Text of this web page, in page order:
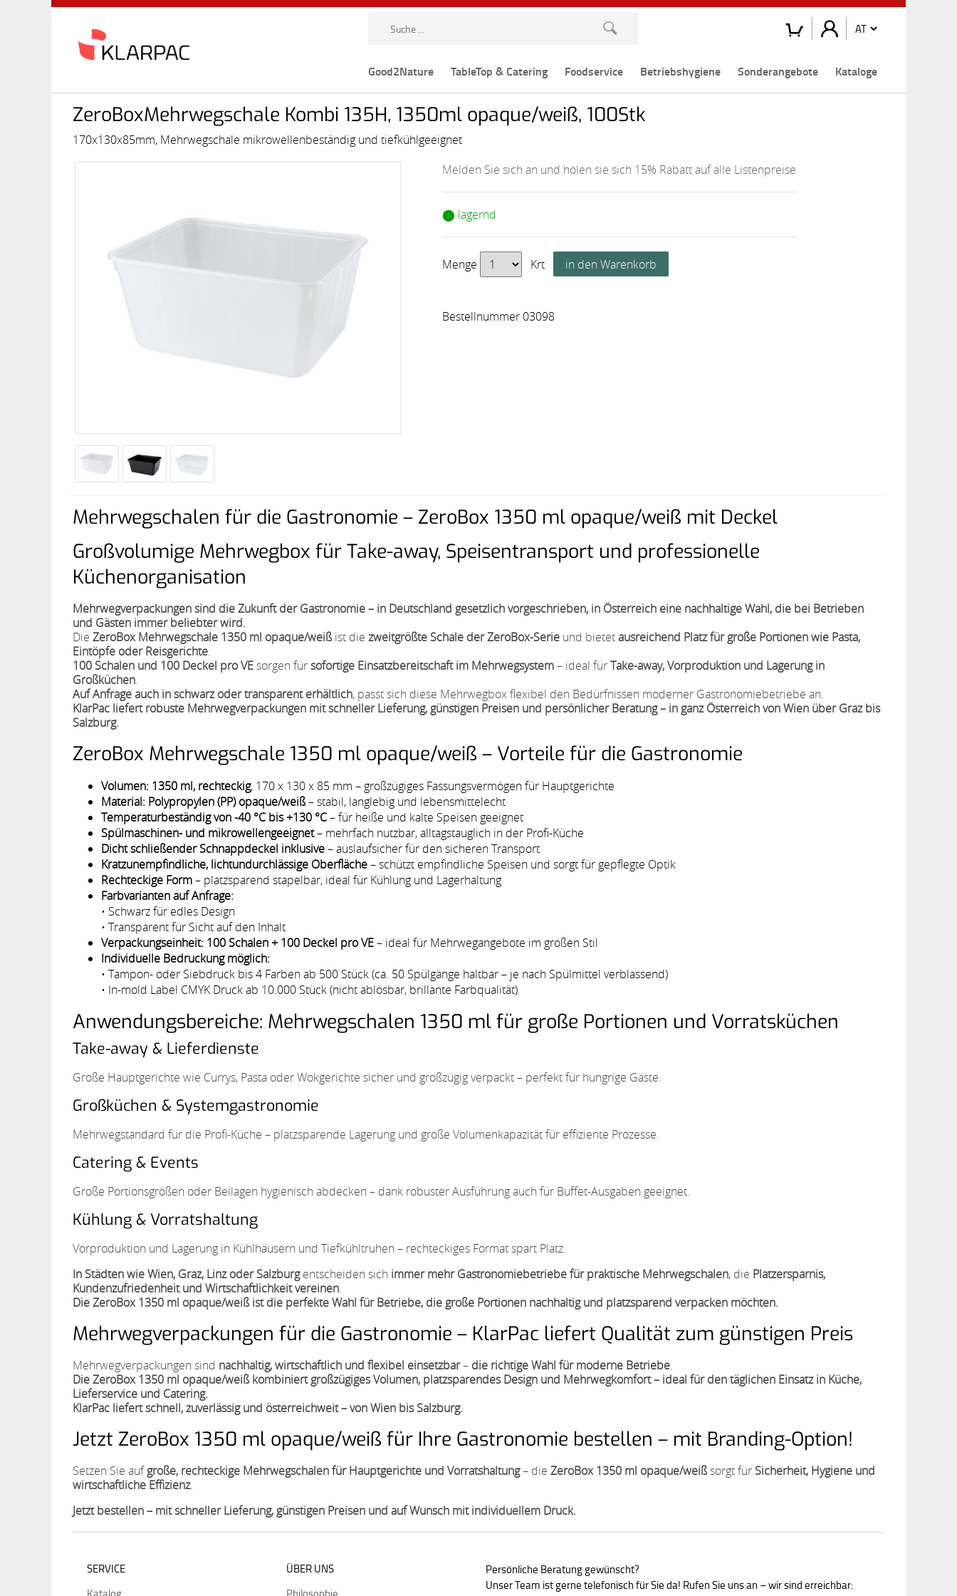
Good2Nature TableTop & Catering Foodservice Betriebshygiene Sonderangebote Kataloge
ZeroBoxMehrwegschale Kombi 135H, 1350ml opaque/weiß, 100Stk
170x130x85mm, Mehrwegschale mikrowellenbeständig und tiefkühlgeeignet
Melden Sie sich an und holen sie sich 15% Rabatt auf alle Listenpreise
⬤ lagernd
Menge Krt
Bestellnummer 03098
Mehrwegschalen für die Gastronomie – ZeroBox 1350 ml opaque/weiß mit Deckel
Großvolumige Mehrwegbox für Take-away, Speisentransport und professionelle
Küchenorganisation
Mehrwegverpackungen sind die Zukunft der Gastronomie – in Deutschland gesetzlich vorgeschrieben, in Österreich eine nachhaltige Wahl, die bei Betrieben
und Gästen immer beliebter wird.
Die ZeroBox Mehrwegschale 1350 ml opaque/weißist die zweitgrößte Schale der ZeroBox-Serie und bietetausreichend Platz für große Portionen wie Pasta,
Eintöpfe oder Reisgerichte.
100 Schalen und 100 Deckel pro VEsorgen fürsofortige Einsatzbereitschaft im Mehrwegsystem– ideal fürTake-away, Vorproduktion und Lagerung in
Großküchen.
Auf Anfrage auch in schwarz oder transparent erhältlich, passt sich diese Mehrwegbox flexibel den Bedürfnissen moderner Gastronomiebetriebe an.
KlarPac liefert robuste Mehrwegverpackungen mit schneller Lieferung, günstigen Preisen und persönlicher Beratung – in ganz Österreich von Wien über Graz bis
Salzburg.
ZeroBox Mehrwegschale 1350 ml opaque/weiß – Vorteile für die Gastronomie
Volumen: 1350 ml, rechteckig, 170 x 130 x 85 mm – großzügiges Fassungsvermögen für Hauptgerichte
Material: Polypropylen (PP) opaque/weiß– stabil, langlebig und lebensmittelecht
Temperaturbeständig von -40 °C bis +130 °C– für heiße und kalte Speisen geeignet
Spülmaschinen- und mikrowellengeeignet– mehrfach nutzbar, alltagstauglich in der Profi-Küche
Dicht schließender Schnappdeckel inklusive– auslaufsicher für den sicheren Transport
Kratzunempfindliche, lichtundurchlässige Oberfläche– schützt empfindliche Speisen und sorgt für gepflegte Optik
Rechteckige Form– platzsparend stapelbar, ideal für Kühlung und Lagerhaltung
Farbvarianten auf Anfrage:
• Schwarz für edles Design
• Transparent für Sicht auf den Inhalt
Verpackungseinheit: 100 Schalen + 100 Deckel pro VE– ideal für Mehrwegangebote im großen Stil
Individuelle Bedruckung möglich:
• Tampon- oder Siebdruck bis 4 Farben ab 500 Stück (ca. 50 Spülgänge haltbar – je nach Spülmittel verblassend)
• In-mold Label CMYK Druck ab 10.000 Stück (nicht ablösbar, brillante Farbqualität)
Anwendungsbereiche: Mehrwegschalen 1350 ml für große Portionen und Vorratsküchen
Take-away & Lieferdienste
Große Hauptgerichte wie Currys, Pasta oder Wokgerichte sicher und großzügig verpackt – perfekt für hungrige Gäste.
Großküchen & Systemgastronomie
Mehrwegstandard für die Profi-Küche – platzsparende Lagerung und große Volumenkapazität für effiziente Prozesse.
Catering & Events
Große Portionsgrößen oder Beilagen hygienisch abdecken – dank robuster Ausführung auch für Buffet-Ausgaben geeignet.
Kühlung & Vorratshaltung
Vorproduktion und Lagerung in Kühlhäusern und Tiefkühltruhen – rechteckiges Format spart Platz.
In Städten wie Wien, Graz, Linz oder Salzburgentscheiden sich immer mehr Gastronomiebetriebe für praktische Mehrwegschalen, die Platzersparnis,
Kundenzufriedenheit und Wirtschaftlichkeit vereinen.
Die ZeroBox 1350 ml opaque/weiß ist die perfekte Wahl für Betriebe, die große Portionen nachhaltig und platzsparend verpacken möchten.
Mehrwegverpackungen für die Gastronomie – KlarPac liefert Qualität zum günstigen Preis
Mehrwegverpackungen sind nachhaltig, wirtschaftlich und flexibel einsetzbar– die richtige Wahl für moderne Betriebe.
Die ZeroBox 1350 ml opaque/weiß kombiniert großzügiges Volumen, platzsparendes Design und Mehrwegkomfort – ideal für den täglichen Einsatz in Küche,
Lieferservice und Catering.
KlarPac liefert schnell, zuverlässig und österreichweit – von Wien bis Salzburg.
Jetzt ZeroBox 1350 ml opaque/weiß für Ihre Gastronomie bestellen – mit Branding-Option!
Setzen Sie aufgroße, rechteckige Mehrwegschalen für Hauptgerichte und Vorratshaltung– die ZeroBox 1350 ml opaque/weißsorgt fürSicherheit, Hygiene und
wirtschaftliche Effizienz.
Jetzt bestellen – mit schneller Lieferung, günstigen Preisen und auf Wunsch mit individuellem Druck.
SERVICE
Katalog
ÜBER UNS
Philosophie
Persönliche Beratung gewünscht?
Unser Team ist gerne telefonisch für Sie da! Rufen Sie uns an – wir sind erreichbar: